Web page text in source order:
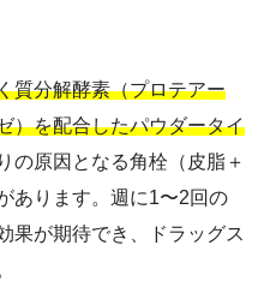
質分解酵素（プロテアー
）を配合したパウダータイ
の原因となる角栓（皮脂＋
あります。週に1〜2回の
果が期待でき、ドラッグス